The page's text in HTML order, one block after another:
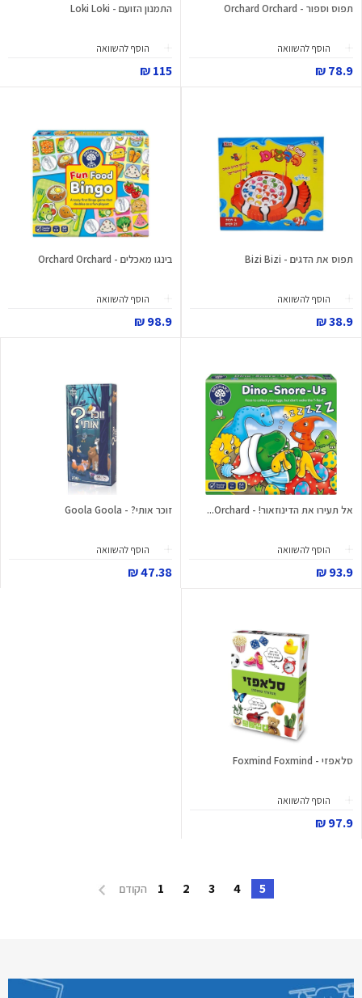
תפוס וספור - Orchard Orchard
הוסף להשוואה
78.9 ₪
התמנון הזועם - Loki Loki
הוסף להשוואה
115 ₪
תפוס את הדגים - Bizi Bizi
הוסף להשוואה
38.9 ₪
בינגו מאכלים - Orchard Orchard
הוסף להשוואה
98.9 ₪
אל תעירו את הדינוזאור! - Orchard...
הוסף להשוואה
93.9 ₪
זוכר אותי? - Goola Goola
הוסף להשוואה
47.38 ₪
סלאפזי - Foxmind Foxmind
הוסף להשוואה
97.9 ₪
5
4
3
2
1 הקודם